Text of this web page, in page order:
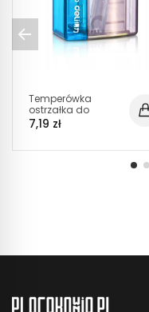
Temperówka
ostrzałka do
szkoły i biura z
pojemnikiem i
grubości
7,19 zł